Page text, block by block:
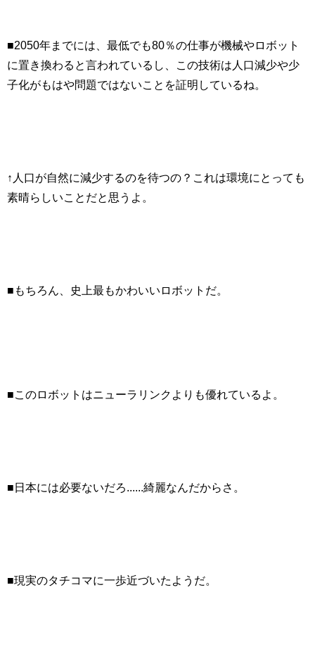
■2050年までには、最低でも80％の仕事が機械やロボット
に置き換わると言われているし、この技術は人口減少や少
子化がもはや問題ではないことを証明しているね。
↑人口が自然に減少するのを待つの？これは環境にとっても
素晴らしいことだと思うよ。
■もちろん、史上最もかわいいロボットだ。
■このロボットはニューラリンクよりも優れているよ。
■日本には必要ないだろ......綺麗なんだからさ。
■現実のタチコマに一歩近づいたようだ。